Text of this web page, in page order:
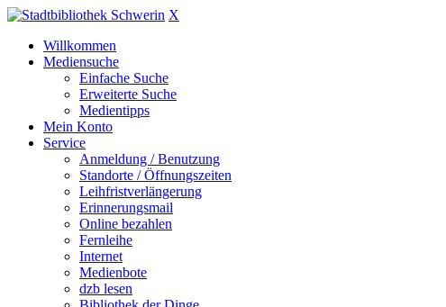
X
Willkommen
Mediensuche
Einfache Suche
Erweiterte Suche
Medientipps
Mein Konto
Service
Anmeldung / Benutzung
Standorte / Öffnungszeiten
Leihfristverlängerung
Erinnerungsmail
Online bezahlen
Fernleihe
Internet
Medienbote
dzb lesen